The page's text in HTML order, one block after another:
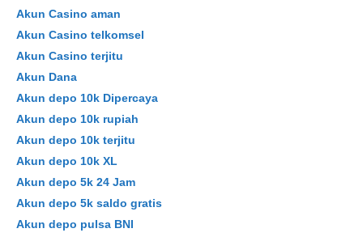
Akun Casino aman
Akun Casino telkomsel
Akun Casino terjitu
Akun Dana
Akun depo 10k Dipercaya
Akun depo 10k rupiah
Akun depo 10k terjitu
Akun depo 10k XL
Akun depo 5k 24 Jam
Akun depo 5k saldo gratis
Akun depo pulsa BNI